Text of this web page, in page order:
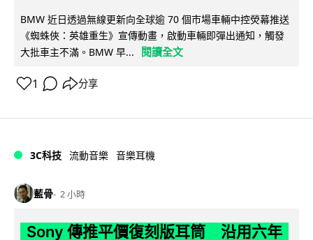
BMW 近日透過無線更新向全球逾 70 個市場車輛中控熒幕推送
《蜘蛛俠：英雄重生》宣傳動畫，啟動車輛即彈出通知，觸發
大批車主不滿。BMW 早...
閱讀全文
1 分享
3C科技 流動音樂 音樂耳機
藍骨 2 小時
Sony 傳推平價復刻版耳筒 沿用六年